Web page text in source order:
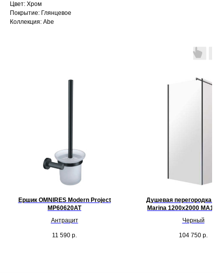
Цвет: Хром
Покрытие: Глянцевое
Коллекция: Abe
Ершик OMNIRES Modern Project
MP60620AT
Антрацит
11 590 р.
Душевая перегородка
Marina 1200x2000
Черный
104 750 р.